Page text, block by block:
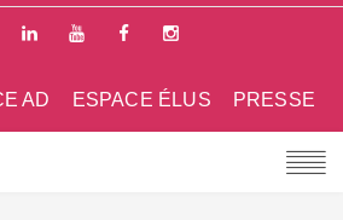
PRESSE
ESPACE ÉLUS
AD